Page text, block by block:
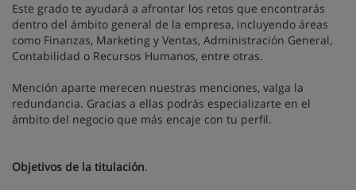
Este grado te ayudará a afrontar los retos que encontrarás
dentro del ámbito general de la empresa, incluyendo áreas
como Finanzas, Marketing y Ventas, Administración General,
Contabilidad o Recursos Humanos, entre otras.
Mención aparte merecen nuestras menciones, valga la
redundancia. Gracias a ellas podrás especializarte en el
ámbito del negocio que más encaje con tu perfil.
Objetivos de la titulación.